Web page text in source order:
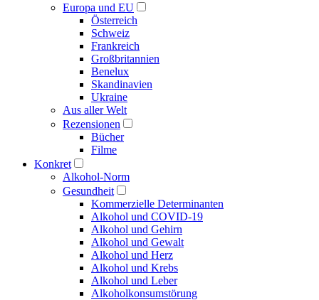
Europa und EU
Österreich
Schweiz
Frankreich
Großbritannien
Benelux
Skandinavien
Ukraine
Aus aller Welt
Rezensionen
Bücher
Filme
Konkret
Alkohol-Norm
Gesundheit
Kommerzielle Determinanten
Alkohol und COVID-19
Alkohol und Gehirn
Alkohol und Gewalt
Alkohol und Herz
Alkohol und Krebs
Alkohol und Leber
Alkoholkonsumstörung